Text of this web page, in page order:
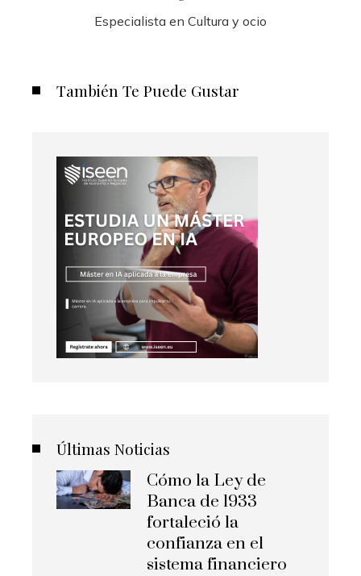
Especialista en Cultura y ocio
También Te Puede Gustar
Últimas Noticias
Cómo la Ley de
Banca de 1933
fortaleció la
confianza en el
sistema financiero